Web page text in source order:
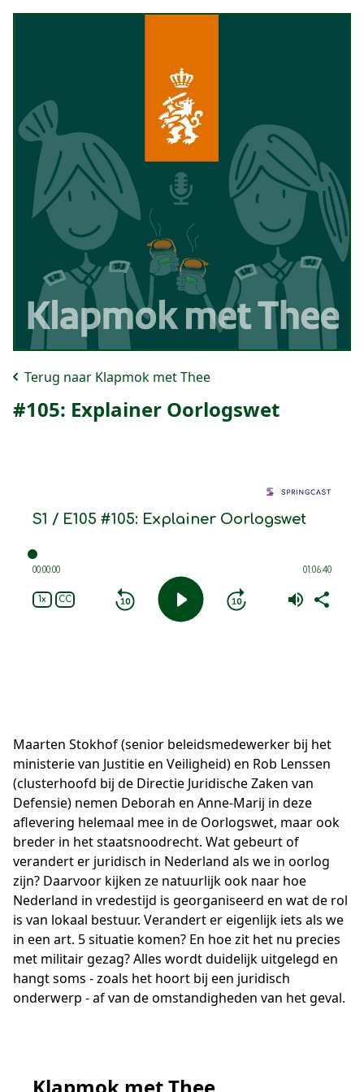
Terug naar Klapmok met Thee
#105: Explainer Oorlogswet
Maarten Stokhof (senior beleidsmedewerker bij het
ministerie van Justitie en Veiligheid) en Rob Lenssen
(clusterhoofd bij de Directie Juridische Zaken van
Defensie) nemen Deborah en Anne-Marij in deze
aflevering helemaal mee in de Oorlogswet, maar ook
breder in het staatsnoodrecht. Wat gebeurt of
verandert er juridisch in Nederland als we in oorlog
zijn? Daarvoor kijken ze natuurlijk ook naar hoe
Nederland in vredestijd is georganiseerd en wat de rol
is van lokaal bestuur. Verandert er eigenlijk iets als we
in een art. 5 situatie komen? En hoe zit het nu precies
met militair gezag? Alles wordt duidelijk uitgelegd en
hangt soms - zoals het hoort bij een juridisch
onderwerp - af van de omstandigheden van het geval.